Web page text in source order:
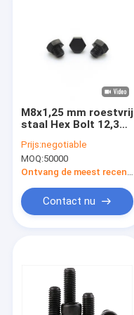
Producten
Over ons
M8x1,25 mm roestvrij
staal Hex Bolt 12,3
Elektrochrom
Prijs:negotiable
MOQ:50000
Ontvang de meest recente Prijs
Contact nu